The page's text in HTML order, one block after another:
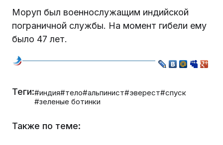
Моруп был военнослужащим индийской
пограничной службы. На момент гибели ему
было 47 лет.
Теги:#индия#тело#альпинист#эверест#спуск
#зеленые ботинки
Также по теме: